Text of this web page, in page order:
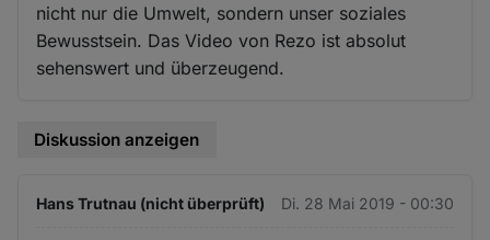
nicht nur die Umwelt, sondern unser soziales
Bewusstsein. Das Video von Rezo ist absolut
sehenswert und überzeugend.
Diskussion anzeigen
Hans Trutnau (nicht überprüft) Di. 28 Mai 2019 - 00:30